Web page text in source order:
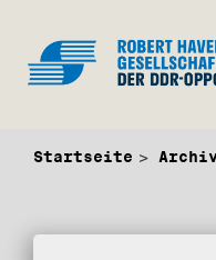
Startseite